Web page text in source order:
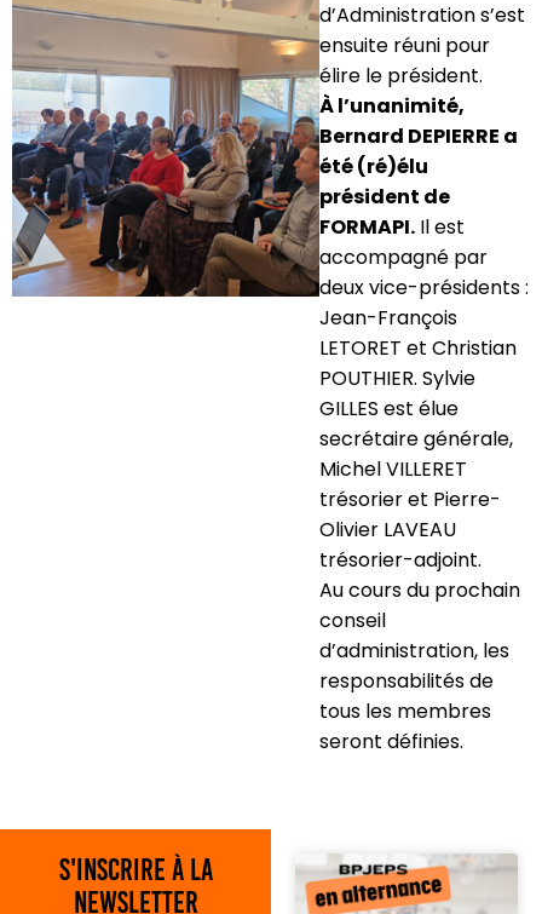
d’Administration s’est
ensuite réuni pour
élire le président.
À l’unanimité,
Bernard DEPIERRE a
été (ré)élu
président de
FORMAPI.Il est
accompagné par
deux vice-présidents :
Jean-François
LETORET et Christian
POUTHIER. Sylvie
GILLES est élue
secrétaire générale,
Michel VILLERET
trésorier et Pierre-
Olivier LAVEAU
trésorier-adjoint.
Au cours du prochain
conseil
d’administration, les
responsabilités de
tous les membres
seront définies.
S'inscrire à la
newsletter